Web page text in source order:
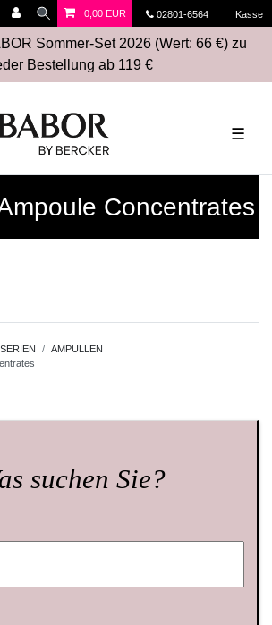
02801-6564 Kasse
0,00 EUR
Sommer-Set 2026 (Wert: 66 €) zu
Bestellung ab 119 €
☰
Concentrates
AMPULLEN
suchen Sie?